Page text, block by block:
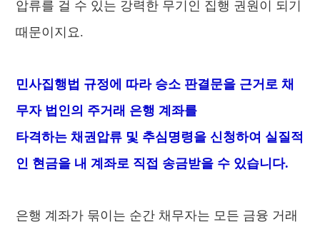
압류를 걸 수 있는 강력한 무기인 집행 권원이 되기
때문이지요.
민사집행법 규정에 따라 승소 판결문을 근거로 채
무자 법인의 주거래 은행 계좌를
타격하는 채권압류 및 추심명령을 신청하여 실질적
인 현금을 내 계좌로 직접 송금받을 수 있습니다.
은행 계좌가 묶이는 순간 채무자는 모든 금융 거래